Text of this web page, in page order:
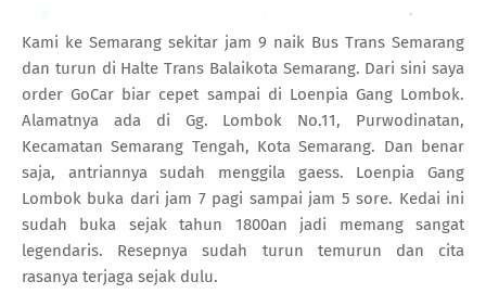
Kami ke Semarang sekitar jam 9 naik Bus Trans Semarang
dan turun di Halte Trans Balaikota Semarang. Dari sini saya
order GoCar biar cepet sampai di Loenpia Gang Lombok.
Alamatnya ada di Gg. Lombok No.11, Purwodinatan,
Kecamatan Semarang Tengah, Kota Semarang. Dan benar
saja, antriannya sudah menggila gaess. Loenpia Gang
Lombok buka dari jam 7 pagi sampai jam 5 sore. Kedai ini
sudah buka sejak tahun 1800an jadi memang sangat
legendaris. Resepnya sudah turun temurun dan cita
rasanya terjaga sejak dulu.